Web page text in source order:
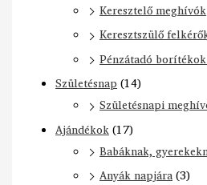
Keresztelő meghívók
Keresztszülő
Pénzátadó
Születésnap (14)
Születésnapi
Ajándékok(17)
Babáknak,
Anyák napjára(3)